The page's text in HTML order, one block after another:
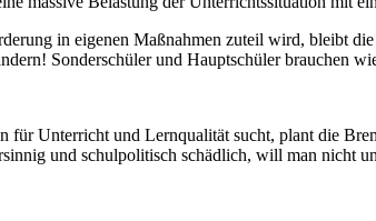
in eigenen Maßnahmen zuteil wird, bleibt
Sonderschüler und Hauptschüler brauchen
Unterricht und Lernqualität sucht, plant die
und schulpolitisch schädlich, will man nicht